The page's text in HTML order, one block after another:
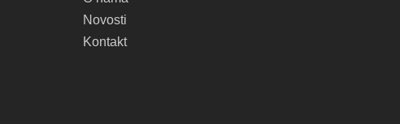
Novosti
Kontakt